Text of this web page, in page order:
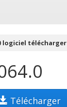
logiciel télécharger
Télécharger